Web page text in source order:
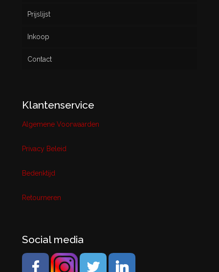
Prijslijst
Inkoop
Contact
Klantenservice
Algemene Voorwaarden
Privacy Beleid
Bedenktijd
Retourneren
Social media